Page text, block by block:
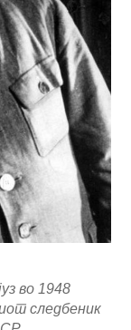
во 1948
следбеник